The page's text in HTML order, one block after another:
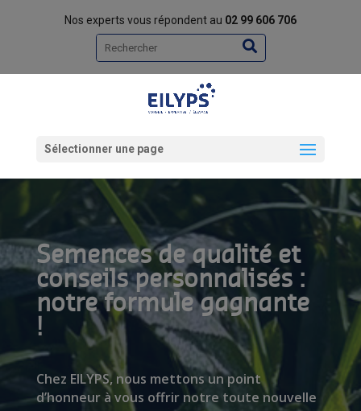
Nos experts vous répondent au 02 99 606 706
Rechercher
Sélectionner une page
Semences de qualité et
conseils personnalisés :
notre formule gagnante
!
Chez EILYPS, nous mettons un point
d’honneur à vous offrir notre toute nouvelle